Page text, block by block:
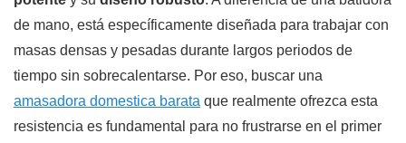
de mano, está específicamente diseñada para trabajar con
masas densas y pesadas durante largos periodos de
tiempo sin sobrecalentarse. Por eso, buscar una
amasadora domestica barata que realmente ofrezca esta
resistencia es fundamental para no frustrarse en el primer